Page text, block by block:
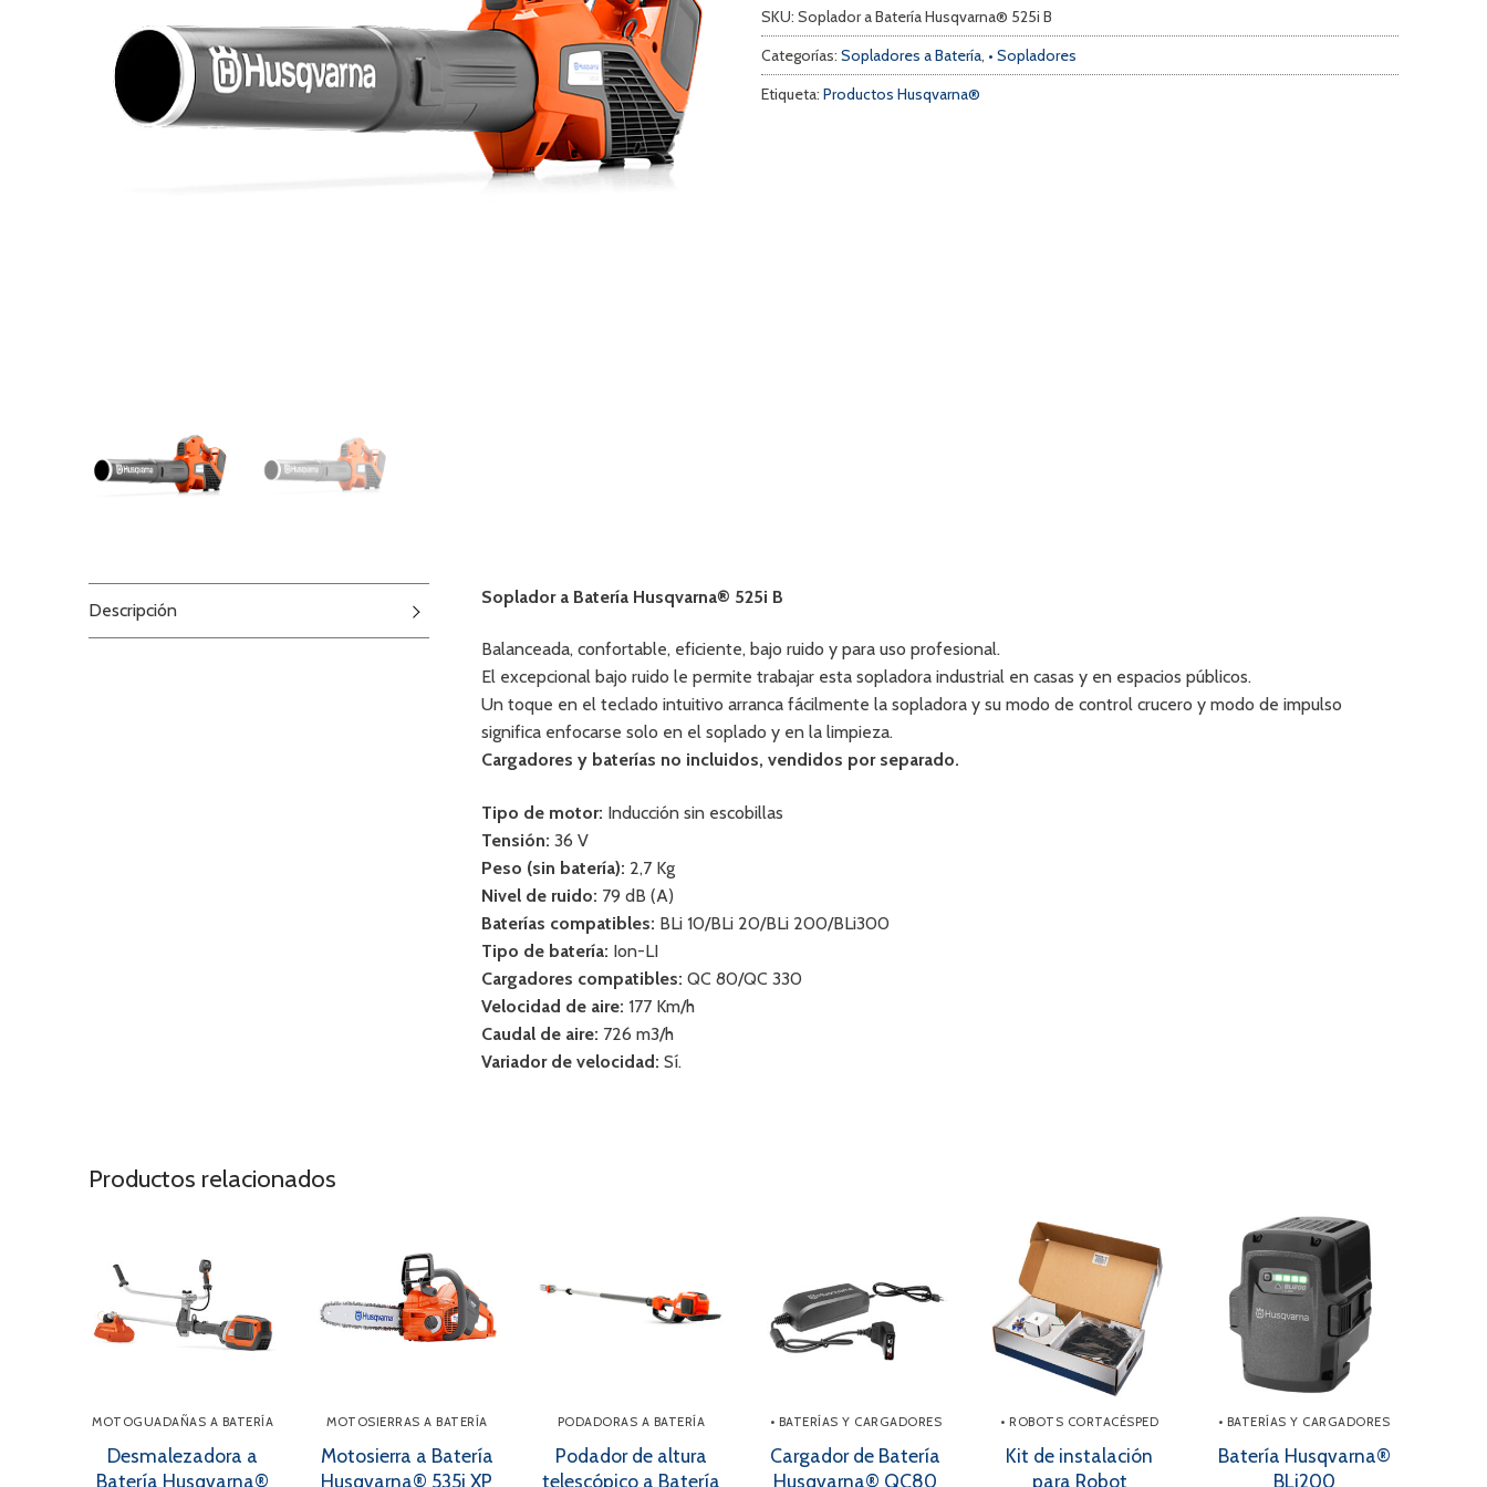
Servicio Técnico
Contacto
Búsqueda
productos
SKU: Soplador a Batería Husqvarna® 525i B
Categorías: Sopladores a Batería, • Sopladores
Etiqueta: Productos Husqvarna®
Descripción
Soplador a Batería Husqvarna® 525i B
Balanceada, confortable, eficiente, bajo ruido y para uso profesional.
El excepcional bajo ruido le permite trabajar esta sopladora industrial en casas y en espacios públicos.
Un toque en el teclado intuitivo arranca fácilmente la sopladora y su modo de control crucero y modo de impulso
significa enfocarse solo en el soplado y en la limpieza.
Cargadores y baterías no incluidos, vendidos por separado.
Tipo de motor: Inducción sin escobillas
Tensión: 36 V
Peso (sin batería): 2,7 Kg
Nivel de ruido: 79 dB (A)
Baterías compatibles: BLi 10/BLi 20/BLi 200/BLi300
Tipo de batería: Ion-LI
Cargadores compatibles: QC 80/QC 330
Velocidad de aire: 177 Km/h
Caudal de aire: 726 m3/h
Variador de velocidad: Sí.
Productos relacionados
MOTOGUADAÑAS A BATERÍA
Desmalezadora a
Batería Husqvarna®
MOTOSIERRAS A BATERÍA
Motosierra a Batería
Husqvarna® 535i XP
PODADORAS A BATERÍA
Podador de altura
telescópico a Batería
• BATERÍAS Y CARGADORES
Cargador de Batería
Husqvarna® QC80
• ROBOTS CORTACÉSPED
Kit de instalación
para Robot
• BATERÍAS Y CARGADORES
Batería Husqvarna®
BLi200